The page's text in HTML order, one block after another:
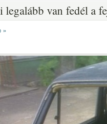
legalább van fedél a
»